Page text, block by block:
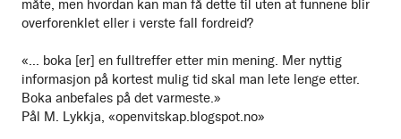
måte, men hvordan kan man få dette til uten at funnene blir
overforenklet eller i verste fall fordreid?
«... boka [er] en fulltreffer etter min mening. Mer nyttig
informasjon på kortest mulig tid skal man lete lenge etter.
Boka anbefales på det varmeste.»
Pål M. Lykkja, «openvitskap.blogspot.no»